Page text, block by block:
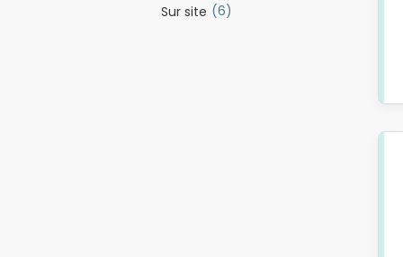
Sur site (6)